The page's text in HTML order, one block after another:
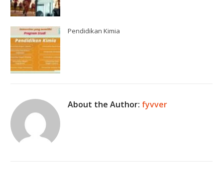
Pendidikan Kimia
About the Author: fyvver